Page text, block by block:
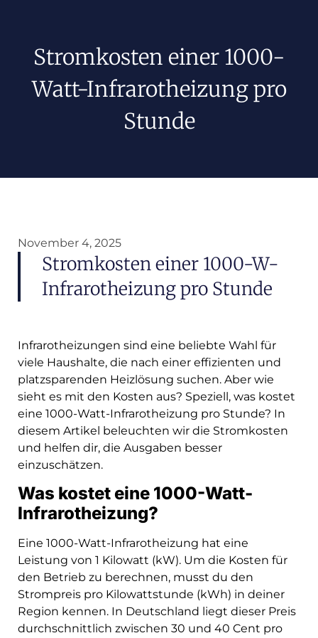
Stromkosten einer 1000-
Watt-Infrarotheizung pro
Stunde
November 4, 2025
Stromkosten einer 1000-W-
Infrarotheizung pro Stunde
Infrarotheizungen sind eine beliebte Wahl für
viele Haushalte, die nach einer effizienten und
platzsparenden Heizlösung suchen. Aber wie
sieht es mit den Kosten aus? Speziell, was kostet
eine 1000-Watt-Infrarotheizung pro Stunde? In
diesem Artikel beleuchten wir die Stromkosten
und helfen dir, die Ausgaben besser
einzuschätzen.
Was kostet eine 1000-Watt-
Infrarotheizung?
Eine 1000-Watt-Infrarotheizung hat eine
Leistung von 1 Kilowatt (kW). Um die Kosten für
den Betrieb zu berechnen, musst du den
Strompreis pro Kilowattstunde (kWh) in deiner
Region kennen. In Deutschland liegt dieser Preis
durchschnittlich zwischen 30 und 40 Cent pro